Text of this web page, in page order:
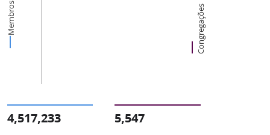
Membros Congregações
4,517,233 5,547